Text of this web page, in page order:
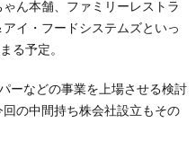
ん本舗、ファミリーレストラ
イ・フードシステムズといっ
る予定。
ーなどの事業を上場させる検討
の中間持ち株会社設立もその